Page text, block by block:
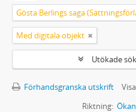
Gösta Berlings saga
Med digitala objekt
Utökade
Förhandsgranska utskrift
Riktning: